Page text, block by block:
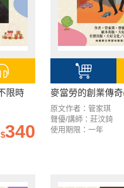
限時
$340
麥當勞的創業傳
原文作者：管家琪
聲優/講師：莊汶錡
使用期限：一年